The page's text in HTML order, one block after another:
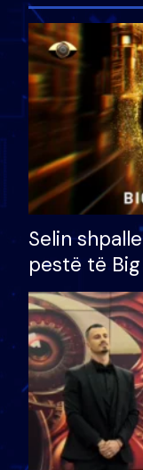
Selin
pestë të
çmimin e